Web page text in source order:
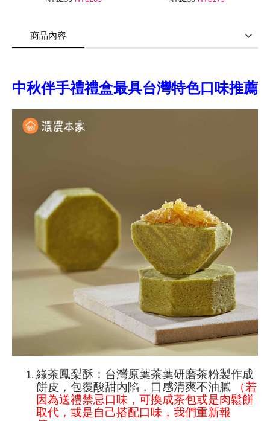
商品內容
中秋伴手禮禮盒最具台灣特色口味推薦
綠茶鳳梨酥：台灣原葉茶葉研磨茶粉製作成
餅皮，包覆酸甜內陷，口感清爽不油膩
（若
因為送禮禁忌口味，可換成茶包或是肉鬆餅
取代，或是自己搭配口味，我們重新報